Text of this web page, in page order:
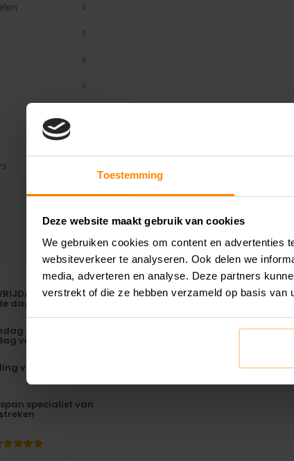
Toestemming
Deze website maakt gebruik van cookies
We gebruiken cookies om content en advertenties
websiteverkeer te analyseren. Ook delen we
media, adverteren en analyse. Deze partners
verstrekt of die ze hebben verzameld op basis van
voor 16:00
dag verzonden!*
voor 23:59
verzonden!
vanaf €65,-
specialist van